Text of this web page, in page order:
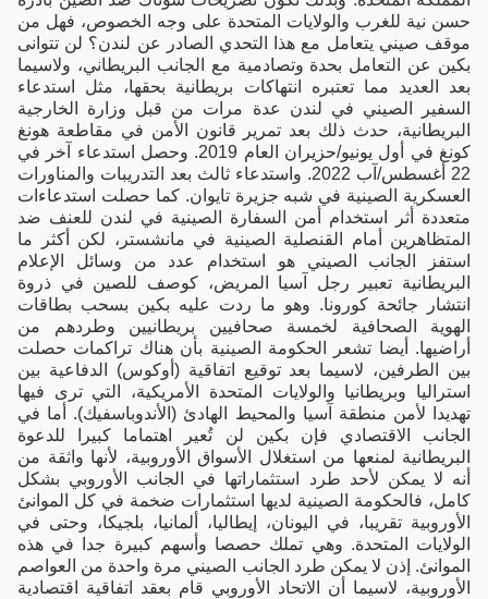
حسن نية للغرب والولايات المتحدة على وجه الخصوص، فهل من
موقف صيني يتعامل مع هذا التحدي الصادر عن لندن؟ لن تتوانى
بكين عن التعامل بحدة وتصادمية مع الجانب البريطاني، ولاسيما
بعد العديد مما تعتبره انتهاكات بريطانية بحقها، مثل استدعاء
السفير الصيني في لندن عدة مرات من قبل وزارة الخارجية
البريطانية، حدث ذلك بعد تمرير قانون الأمن في مقاطعة هونغ
كونغ في أول يونيو/حزيران العام 2019. وحصل استدعاء آخر في
22 أغسطس/آب 2022. واستدعاء ثالث بعد التدريبات والمناورات
العسكرية الصينية في شبه جزيرة تايوان. كما حصلت استدعاءات
متعددة أثر استخدام أمن السفارة الصينية في لندن للعنف ضد
المتظاهرين أمام القنصلية الصينية في مانشستر، لكن أكثر ما
استفز الجانب الصيني هو استخدام عدد من وسائل الإعلام
البريطانية تعبير رجل آسيا المريض، كوصف للصين في ذروة
انتشار جائحة كورونا. وهو ما ردت عليه بكين بسحب بطاقات
الهوية الصحافية لخمسة صحافيين بريطانيين وطردهم من
أراضيها. أيضا تشعر الحكومة الصينية بأن هناك تراكمات حصلت
بين الطرفين، لاسيما بعد توقيع اتفاقية (أوكوس) الدفاعية بين
استراليا وبريطانيا والولايات المتحدة الأمريكية، التي ترى فيها
تهديدا لأمن منطقة آسيا والمحيط الهادئ (الأندوباسفيك). أما في
الجانب الاقتصادي فإن بكين لن تُعير اهتماما كبيرا للدعوة
البريطانية لمنعها من استغلال الأسواق الأوروبية، لأنها واثقة من
أنه لا يمكن لأحد طرد استثماراتها في الجانب الأوروبي بشكل
كامل، فالحكومة الصينية لديها استثمارات ضخمة في كل الموانئ
الأوروبية تقريبا، في اليونان، إيطاليا، ألمانيا، بلجيكا، وحتى في
الولايات المتحدة. وهي تملك حصصا وأسهم كبيرة جدا في هذه
الموانئ. إذن لا يمكن طرد الجانب الصيني مرة واحدة من العواصم
الأوروبية، لاسيما أن الاتحاد الأوروبي قام بعقد اتفاقية اقتصادية